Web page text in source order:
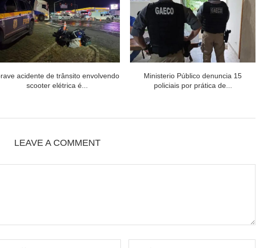
acidente de trânsito envolvendo
scooter elétrica é...
Ministerio Público denuncia 15
policiais por prática de...
LEAVE A COMMENT